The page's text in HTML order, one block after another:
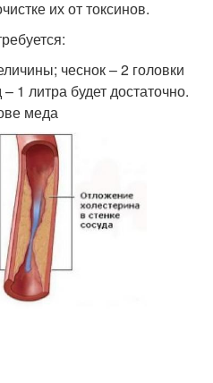
их от токсинов.
чеснок – 2 головки
1 литра будет достаточно.
меда